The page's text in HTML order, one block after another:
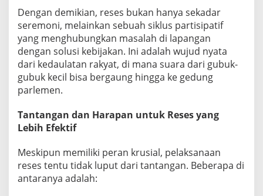
Dengan demikian, reses bukan hanya sekadar
seremoni, melainkan sebuah siklus partisipatif
yang menghubungkan masalah di lapangan
dengan solusi kebijakan. Ini adalah wujud nyata
dari kedaulatan rakyat, di mana suara dari gubuk-
gubuk kecil bisa bergaung hingga ke gedung
parlemen.
Tantangan dan Harapan untuk Reses yang
Lebih Efektif
Meskipun memiliki peran krusial, pelaksanaan
reses tentu tidak luput dari tantangan. Beberapa di
antaranya adalah: